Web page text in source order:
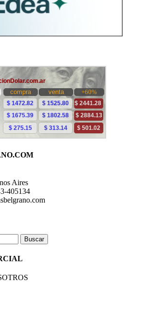
Aires
405134